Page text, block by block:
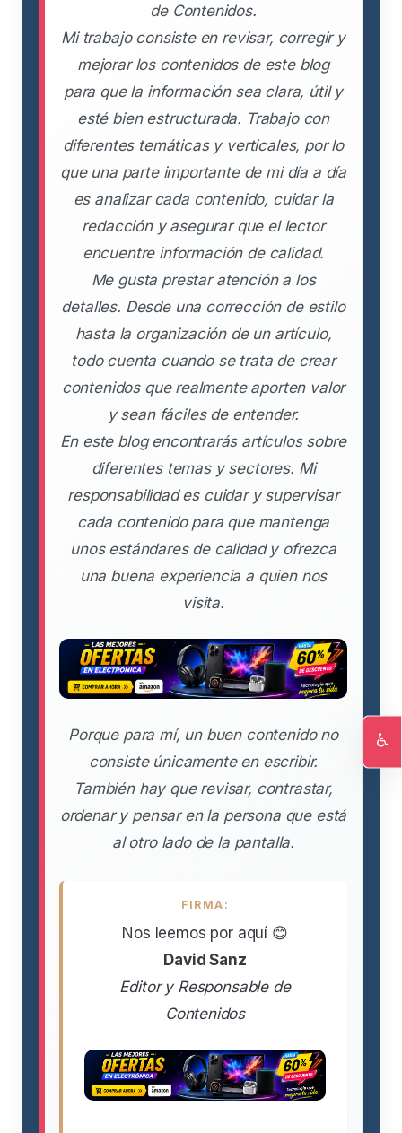
de Contenidos.
Mi trabajo consiste en revisar, corregir y
mejorar los contenidos de este blog
para que la información sea clara, útil y
esté bien estructurada. Trabajo con
diferentes temáticas y verticales, por lo
que una parte importante de mi día a día
es analizar cada contenido, cuidar la
redacción y asegurar que el lector
encuentre información de calidad.
Me gusta prestar atención a los
detalles. Desde una corrección de estilo
hasta la organización de un artículo,
todo cuenta cuando se trata de crear
contenidos que realmente aporten valor
y sean fáciles de entender.
En este blog encontrarás artículos sobre
diferentes temas y sectores. Mi
responsabilidad es cuidar y supervisar
cada contenido para que mantenga
unos estándares de calidad y ofrezca
una buena experiencia a quien nos
visita.
Porque para mí, un buen contenido no
consiste únicamente en escribir.
También hay que revisar, contrastar,
ordenar y pensar en la persona que está
al otro lado de la pantalla.
FIRMA:
Nos leemos por aquí 😊
David Sanz
Editor y Responsable de
Contenidos
♿